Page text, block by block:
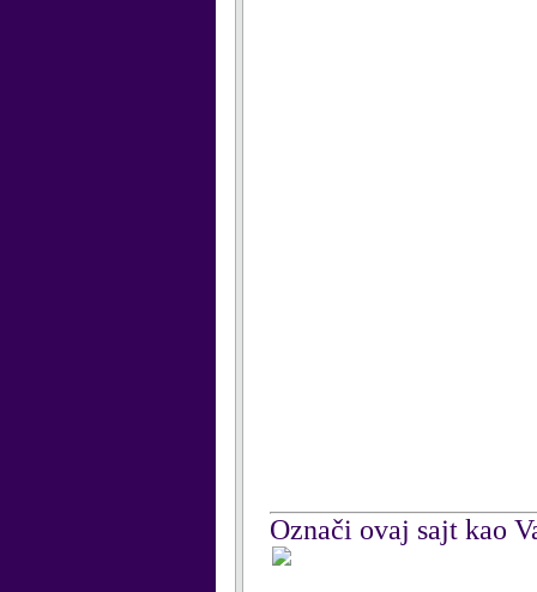
Označi ovaj sajt kao